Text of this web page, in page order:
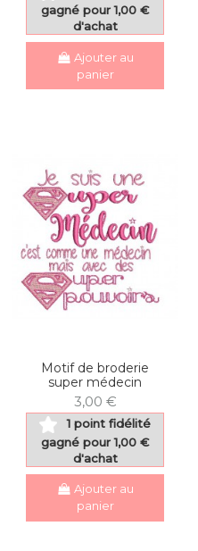
gagné pour 1,00 €
d'achat
Ajouter au
panier
Motif de broderie
super médecin
3,00 €
1 point fidélité
gagné pour 1,00 €
d'achat
Ajouter au
panier